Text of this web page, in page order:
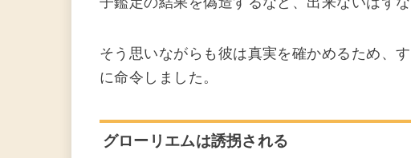
そう思いながらも彼は真実を確かめるため、
に命令しました。
グローリエムは誘拐される